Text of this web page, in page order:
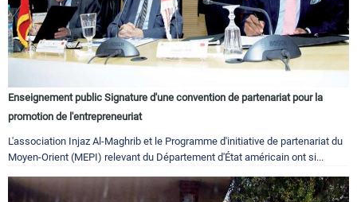
Enseignement public Signature d'une convention de partenariat pour la
promotion de l'entrepreneuriat
L'association Injaz Al-Maghrib et le Programme d'initiative de partenariat du
Moyen-Orient (MEPI) relevant du Département d'État américain ont si...